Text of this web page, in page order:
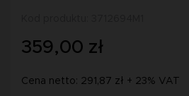
359,00 zł
Cena netto: 291,87 zł + 23% VAT